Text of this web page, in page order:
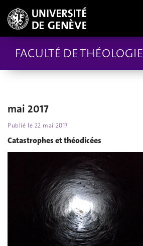
FACULTÉ DE THÉOLOGIE
mai 2017
Publié le 22 mai 2017
Catastrophes et théodicées